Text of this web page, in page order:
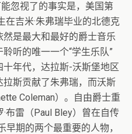
忽视了的事实是，美国第
吉米·朱弗瑞毕业的北德克
是最大和最好的爵士音乐
听的唯一一个“学生乐队”
年代，达拉斯-沃斯堡地区
斯贡献了朱弗瑞，而沃斯
Coleman）。自由爵士重
布雷（Paul Bley）曾在自传
早期的两个最重要的人物，